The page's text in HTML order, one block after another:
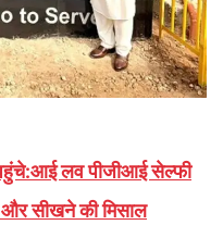
लव पीजीआई सेल्फी
और सीखने की मिसाल